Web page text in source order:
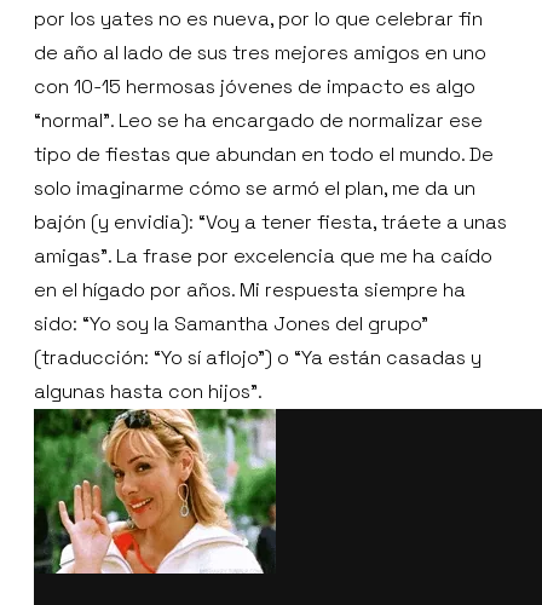
por los yates no es nueva, por lo que celebrar fin
de año al lado de sus tres mejores amigos en uno
con 10-15 hermosas jóvenes de impacto es algo
“normal”. Leo se ha encargado de normalizar ese
tipo de fiestas que abundan en todo el mundo. De
solo imaginarme cómo se armó el plan, me da un
bajón (y envidia): “Voy a tener fiesta, tráete a unas
amigas”. La frase por excelencia que me ha caído
en el hígado por años. Mi respuesta siempre ha
sido: “Yo soy la Samantha Jones del grupo”
(traducción: “Yo sí aflojo”) o “Ya están casadas y
algunas hasta con hijos”.